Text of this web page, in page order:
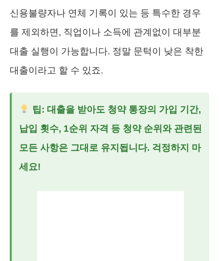
신용불량자나 연체 기록이 있는 등 특수한 경우
를 제외하면, 직업이나 소득에 관계없이 대부분
대출 실행이 가능합니다. 정말 문턱이 낮은 착한
대출이라고 할 수 있죠.
팁: 대출을 받아도 청약 통장의 가입 기간,
납입 횟수, 1순위 자격 등 청약 순위와 관련된
모든 사항은 그대로 유지됩니다. 걱정하지 마
세요!